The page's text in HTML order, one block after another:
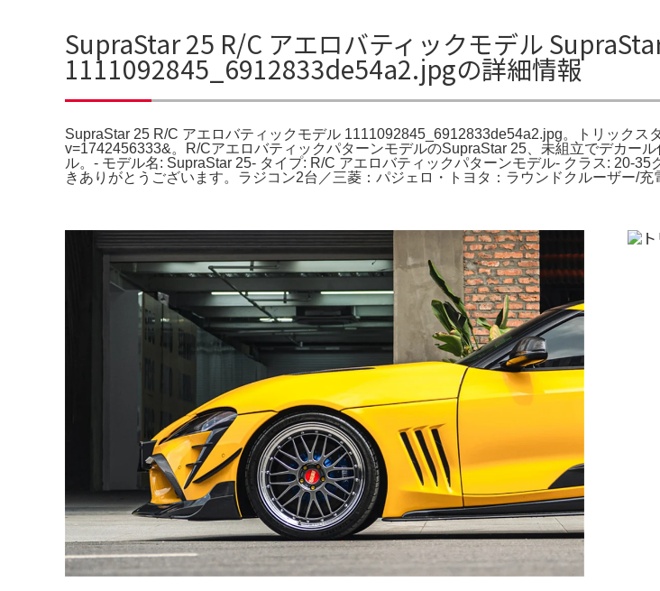
SupraStar 25 R/C アエロバティックモデル
1111092845_6912833de54a2.jpgの詳細情報
SupraStar 25 R/C アエロバティックモデル 1111092845_6912833de54a2.jpg。トリック
v=1742456333&。R/CアエロバティックパターンモデルのSupraStar 25、未組立でデカー
ル。- モデル名: SupraStar 25- タイプ: R/C アエロバティックパターンモデル- クラス: 20-
きありがとうございます。ラジコン2台／三菱：パジェロ・トヨタ：ラウンドクルーザー/充